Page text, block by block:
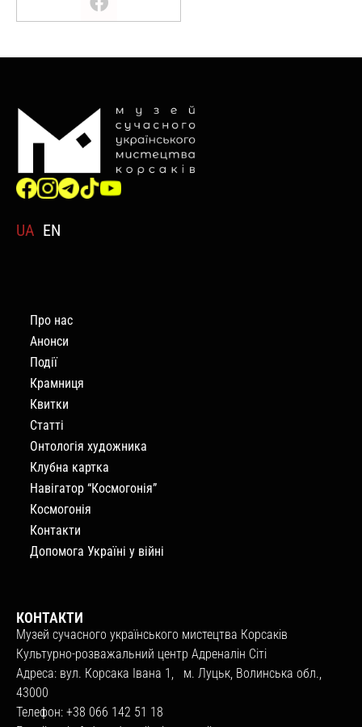
UA EN
Про нас
Анонси
Події
Крамниця
Квитки
Статті
Онтологія художника
Клубна картка
Навігатор “Космогонія”
Космогонія
Контакти
Допомога Україні у війні
КОНТАКТИ
Музей сучасного українського мистецтва Корсаків
Культурно-розважальний центр Адреналін Сіті
Адреса: вул. Корсака Івана 1, м. Луцьк, Волинська обл.,
43000
Телефон: +38 066 142 51 18